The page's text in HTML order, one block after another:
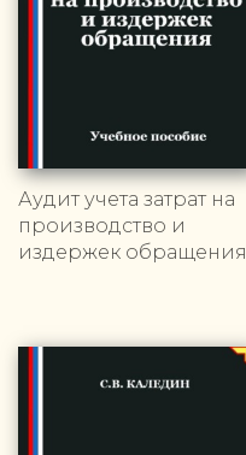
Аудит учета затрат на
производство и
издержек обращения